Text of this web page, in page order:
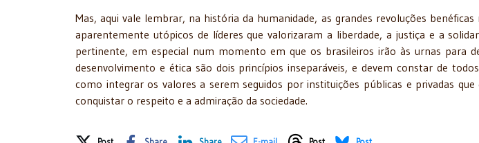
Mas, aqui vale lembrar, na história da humanidade, as grandes revoluções
aparentemente utópicos de líderes que valorizaram a liberdade, a justiça e a
pertinente, em especial num momento em que os brasileiros irão às urnas para
desenvolvimento e ética são dois princípios inseparáveis, e devem constar de
como integrar os valores a serem seguidos por instituições públicas e privadas
conquistar o respeito e a admiração da sociedade.
Share on Social Media